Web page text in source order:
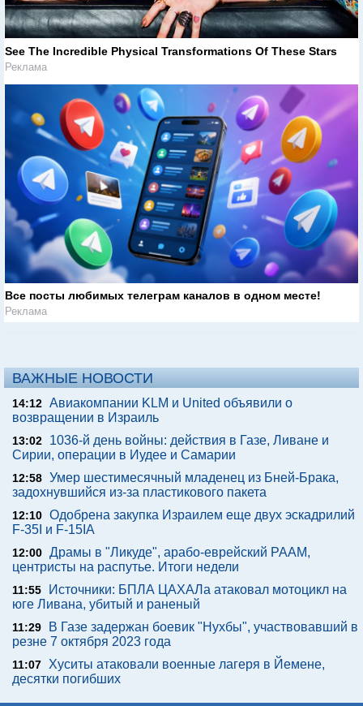
See The Incredible Physical Transformations Of These Stars
Реклама
Все посты любимых телеграм каналов в одном месте!
Реклама
ВАЖНЫЕ НОВОСТИ
14:12 Авиакомпании KLM и United объявили о
возвращении в Израиль
13:02
1036-й день войны: действия в Газе, Ливане и
Сирии, операции в Иудее и Самарии
12:58 Умер шестимесячный младенец из Бней-Брака,
задохнувшийся из-за пластикового пакета
12:10 Одобрена закупка Израилем еще двух эскадрилий
F-35I и F-15IA
12:00 Драмы в "Ликуде", арабо-еврейский РААМ,
центристы на распутье. Итоги недели
11:55
Источники: БПЛА ЦАХАЛа атаковал мотоцикл на
юге Ливана, убитый и раненый
11:29
В Газе задержан боевик "Нухбы", участвовавший в
резне 7 октября 2023 года
11:07 Хуситы атаковали военные лагеря в Йемене,
десятки погибших